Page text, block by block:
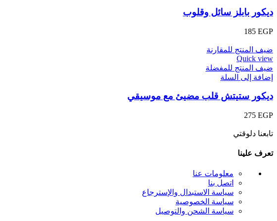
ديكور بابلز سائل وقلوب
185 EGP
ضيف المنتج للمقارنة
Quick view
ضيف المنتج للمفضلة
إضافة إلى السلة
ديكور ستيتش قلب مضيئ مع موسيقي
275 EGP
تابعنا دلوقتي
تعرف علينا
معلومات عنا
اتصل بنا
سياسة الاستبدال والإسترجاع
سياسة الخصوصية
سياسة الشحن والتوصيل